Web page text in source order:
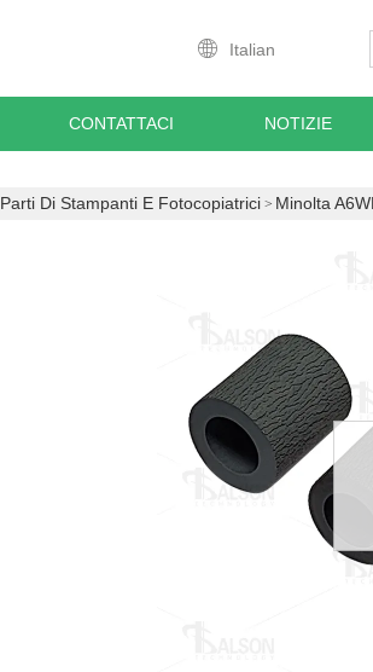
Italian
CONTATTACI NOTIZIE
Parti Di Stampanti E Fotocopiatrici Minolta